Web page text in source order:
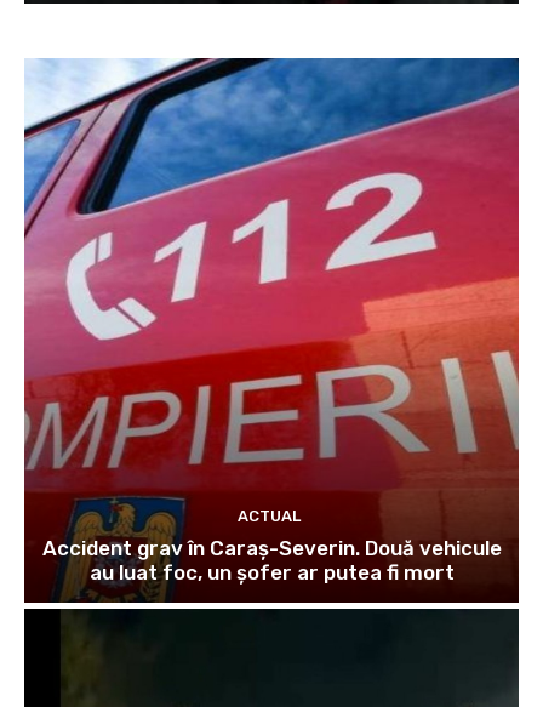
ACTUAL
Accident grav în Caraș-Severin. Două vehicule
au luat foc, un șofer ar putea fi mort